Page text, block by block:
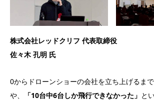
株式会社レッドクリフ 代表取締役
佐々木 孔明 氏
0からドローンショーの会社を立ち上げるま
や、
「10台中6台しか飛行できなかった」 と